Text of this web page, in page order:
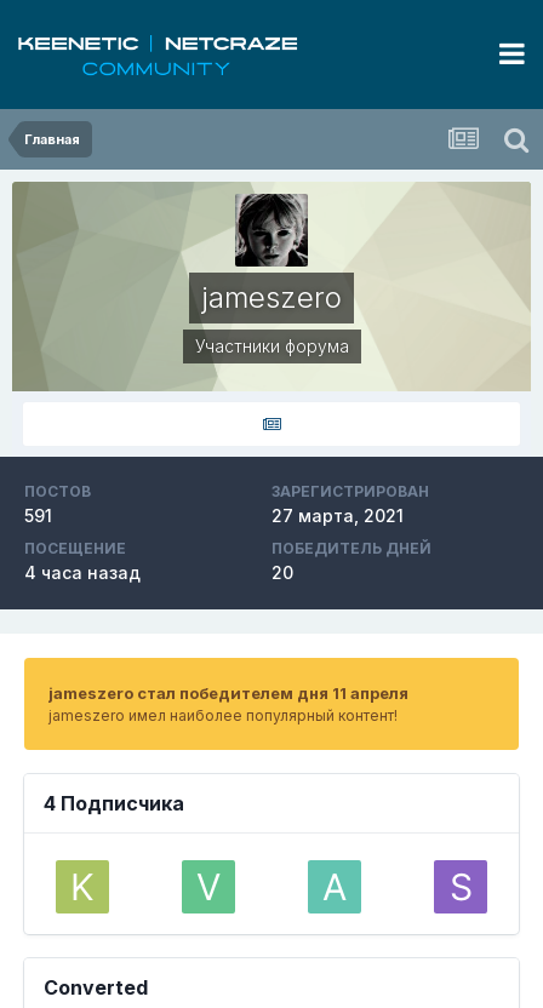
Главная
jameszero
Участники форума
ПОСТОВ
591
ЗАРЕГИСТРИРОВАН
27 марта, 2021
ПОСЕЩЕНИЕ
4 часа назад
ПОБЕДИТЕЛЬ ДНЕЙ
20
jameszero стал победителем дня 11 апреля
jameszero имел наиболее популярный контент!
4 Подписчика
Converted